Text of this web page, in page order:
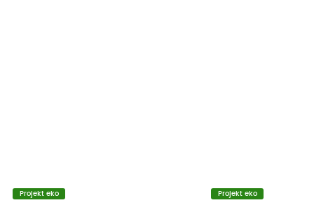
100 % poliamid z recyklingu
Projekt eko Projekt eko